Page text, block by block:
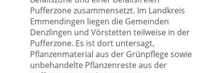
Pufferzone zusammensetzt. Im Landkreis
Emmendingen liegen die Gemeinden
Denzlingen und Vörstetten teilweise in der
Pufferzone. Es ist dort untersagt,
Pflanzenmaterial aus der Grünpflege sowie
unbehandelte Pflanzenreste aus der